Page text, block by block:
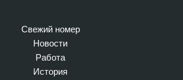
Свежий номер
Новости
Работа
История